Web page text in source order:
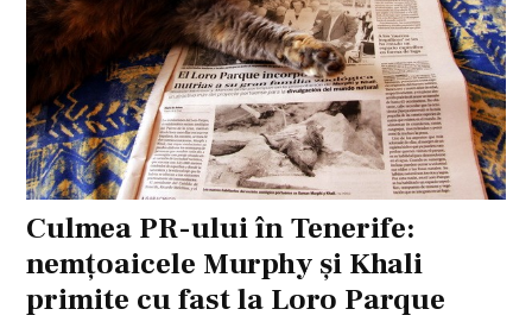
Culmea PR-ului în Tenerife:
nemţoaicele Murphy şi Khali
primite cu fast la Loro Parque